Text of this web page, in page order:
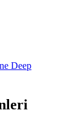
Deep